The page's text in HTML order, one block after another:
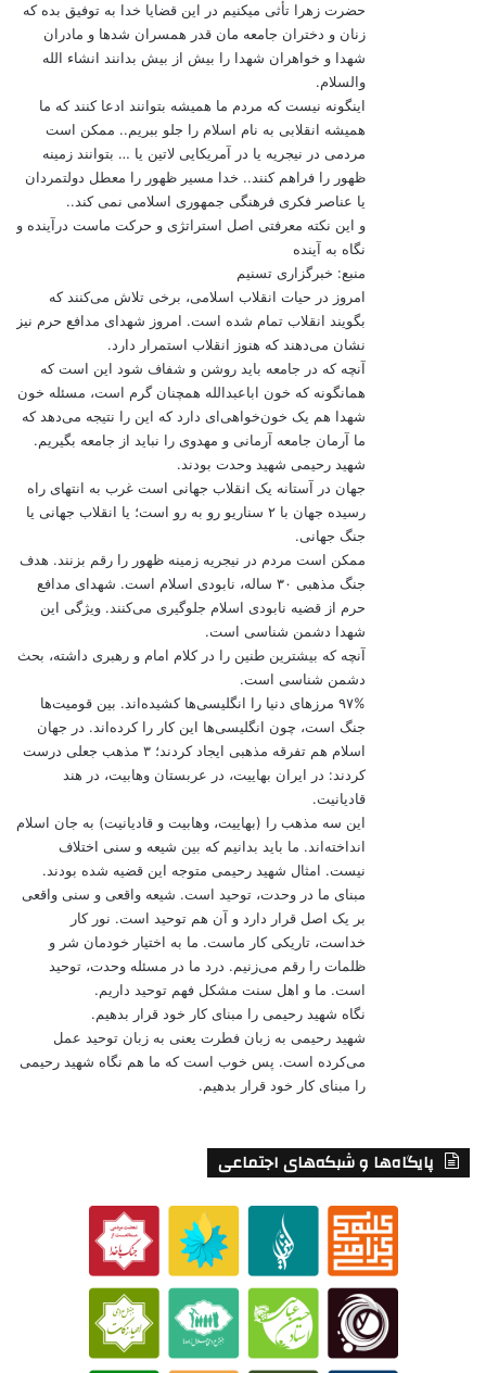
حضرت زهرا تأثی میکنیم در این قضایا خدا به توفیق بده که
زنان و دختران جامعه مان قدر همسران شدها و مادران
شهدا و خواهران شهدا را بیش از بیش بدانند انشاء الله
والسلام.
اینگونه نیست که مردم ما همیشه بتوانند ادعا کنند که ما
همیشه انقلابی به نام اسلام را جلو ببریم.. ممکن است
مردمی در نیجریه یا در آمریکایی لاتین یا … بتوانند زمینه
ظهور را فراهم کنند.. خدا مسیر ظهور را معطل دولتمردان
یا عناصر فکری فرهنگی جمهوری اسلامی نمی کند..
و این نکته معرفتی اصل استراتژی و حرکت ماست درآینده و
نگاه به آینده
منبع: خبرگزاری تسنیم
امروز در حیات انقلاب اسلامی، برخی تلاش می‌کنند که
بگویند انقلاب تمام شده است. امروز شهدای مدافع حرم نیز
نشان می‌دهند که هنوز انقلاب استمرار دارد.
آنچه که در جامعه باید روشن و شفاف شود این است که
همانگونه که خون اباعبدالله همچنان گرم است، مسئله خون
شهدا هم یک خون‌خواهی‌ای دارد که این را نتیجه می‌دهد که
ما آرمان جامعه آرمانی و مهدوی را نباید از جامعه بگیریم.
شهید رحیمی شهید وحدت بودند.
جهان در آستانه یک انقلاب جهانی است غرب به انتهای راه
رسیده جهان با ۲ سناریو رو به رو است؛ یا انقلاب جهانی یا
جنگ جهانی.
ممکن است مردم در نیجریه زمینه ظهور را رقم بزنند. هدف
جنگ مذهبی ۳۰ ساله، نابودی اسلام است. شهدای مدافع
حرم از قضیه نابودی اسلام جلوگیری می‌کنند. ویژگی این
شهدا دشمن شناسی است.
آنچه که بیشترین طنین را در کلام امام و رهبری داشته، بحث
دشمن شناسی است.
۹۷% مرزهای دنیا را انگلیسی‌ها کشیده‌اند. بین قومیت‌ها
جنگ است، چون انگلیسی‌ها این کار را کرده‌اند. در جهان
اسلام هم تفرقه مذهبی ایجاد کردند؛ ۳ مذهب جعلی درست
کردند: در ایران بهاییت، در عربستان وهابیت، در هند
قادیانیت.
این سه مذهب را (بهاییت، وهابیت و قادیانیت) به جان اسلام
انداخته‌اند. ما باید بدانیم که بین شیعه و سنی اختلاف
نیست. امثال شهید رحیمی متوجه این قضیه شده بودند.
مبنای ما در وحدت، توحید است. شیعه واقعی و سنی واقعی
بر یک اصل قرار دارد و آن هم توحید است. نور کار
خداست، تاریکی کار ماست. ما به اختیار خودمان شر و
ظلمات را رقم می‌زنیم. درد ما در مسئله وحدت، توحید
است. ما و اهل سنت مشکل فهم توحید داریم.
نگاه شهید رحیمی را مبنای کار خود قرار بدهیم.
شهید رحیمی به زبان فطرت یعنی به زبان توحید عمل
می‌کرده است. پس خوب است که ما هم نگاه شهید رحیمی
را مبنای کار خود قرار بدهیم.
پایگاه‌ها و شبکه‌های اجتماعی